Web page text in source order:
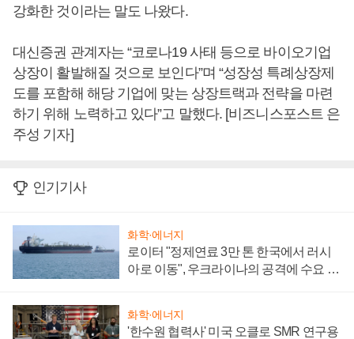
강화한 것이라는 말도 나왔다.
대신증권 관계자는 “코로나19 사태 등으로 바이오기업
상장이 활발해질 것으로 보인다”며 “성장성 특례상장제
도를 포함해 해당 기업에 맞는 상장트랙과 전략을 마련
하기 위해 노력하고 있다”고 말했다. [비즈니스포스트 은
주성 기자]
인기기사
화학·에너지
로이터 "정제연료 3만 톤 한국에서 러시
아로 이동", 우크라이나의 공격에 수요 늘
화학·에너지
'한수원 협력사' 미국 오클로 SMR 연구용